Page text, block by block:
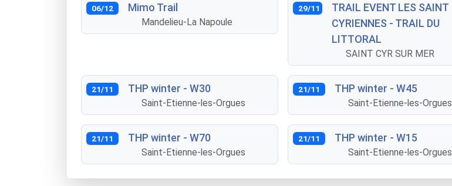
06/12 Mimo Trail
Mandelieu-La Napoule
29/11
TRAIL EVENT LES SAINT
CYRIENNES - TRAIL DU
LITTORAL
SAINT CYR SUR MER
21/11 THP winter - W30
Saint-Etienne-les-Orgues
21/11 THP winter - W45
Saint-Etienne-les-Orgues
21/11 THP winter - W70
Saint-Etienne-les-Orgues
21/11 THP winter - W15
Saint-Etienne-les-Orgues